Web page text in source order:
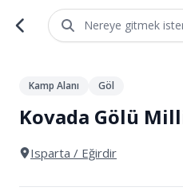
Nereye gitmek
Kamp Alanı Göl
Kovada Gölü
Isparta / Eğirdir